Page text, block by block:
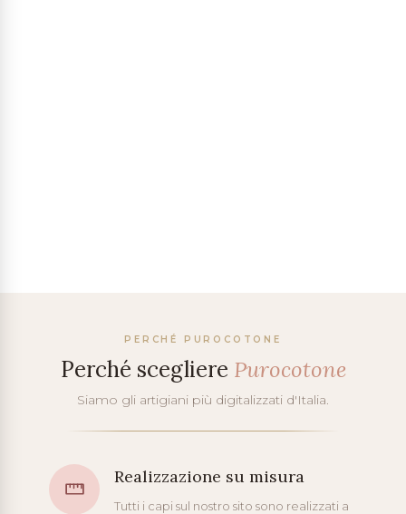
PERCHÉ PUROCOTONE
Perché scegliere Purocotone
Siamo gli artigiani più digitalizzati d'Italia.
Realizzazione su misura
Tutti i capi sul nostro sito sono realizzati a